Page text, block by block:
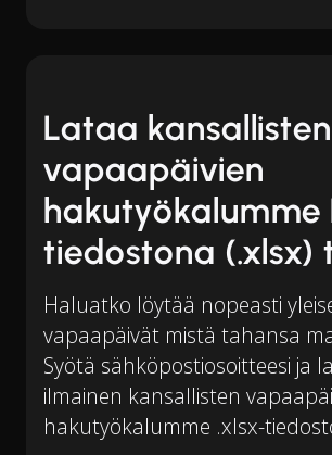
Lataa kansallisten
vapaapäivien
hakutyökalumme
tiedostona (.xlsx)
Haluatko löytää nopeasti
vapaapäivät mistä tahansa
Syötä sähköpostiosoitteesi ja
ilmainen kansallisten
hakutyökalumme .xlsx-